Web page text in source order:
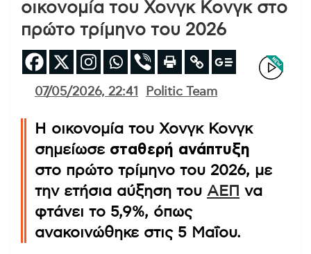
οικονομία του Χονγκ Κονγκ στο
πρώτο τρίμηνο του 2026
07/05/2026, 22:41 Politic Team
Η οικονομία του Χονγκ Κονγκ
σημείωσε σταθερή ανάπτυξη
στο πρώτο τρίμηνο του 2026, με
την ετήσια αύξηση του ΑΕΠ να
φτάνει το 5,9%, όπως
ανακοινώθηκε στις 5 Μαΐου.